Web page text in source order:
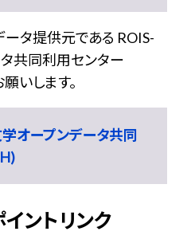
ータ提供元である ROIS-
共同利用センター
いします。
オープンデータ共同
ントリンク